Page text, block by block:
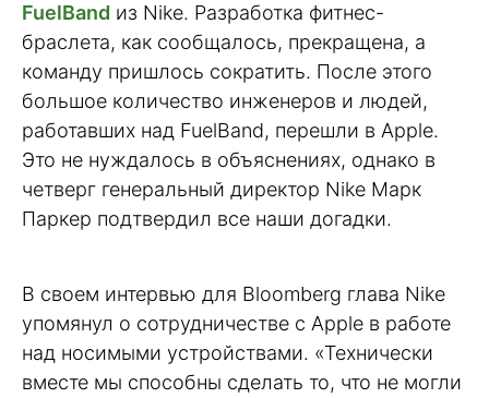
FuelBand из Nike. Разработка фитнес-
браслета, как сообщалось, прекращена, а
команду пришлось сократить. После этого
большое количество инженеров и людей,
работавших над FuelBand, перешли в Apple.
Это не нуждалось в объяснениях, однако в
четверг генеральный директор Nike Марк
Паркер подтвердил все наши догадки.
В своем интервью для Bloomberg глава Nike
упомянул о сотрудничестве с Apple в работе
над носимыми устройствами. «Технически
вместе мы способны сделать то, что не могли